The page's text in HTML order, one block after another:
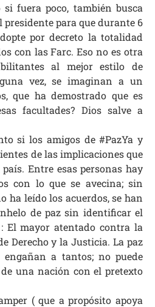
fuera poco, también busca
presidente para que durante 6
por decreto la totalidad
con las Farc. Eso no es otra
al mejor estilo de
vez, se imaginan a un
que ha demostrado que es
facultades? Dios salve a
si los amigos de #PazYa y
de las implicaciones que
Entre esas personas hay
con lo que se avecina; sin
ha leído los acuerdos, se han
de paz sin identificar el
El mayor atentado contra la
Derecho y la Justicia. La paz
a tantos; no puede
una nación con el pretexto
( que a propósito apoya